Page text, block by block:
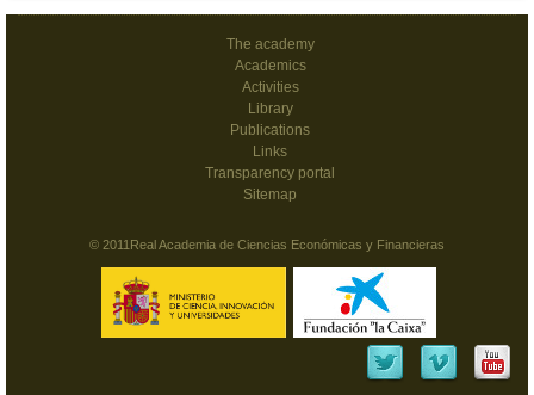
The academy
Academics
Activities
Library
Publications
Links
Transparency portal
Sitemap
© 2011Real Academia de Ciencias Económicas y Financieras